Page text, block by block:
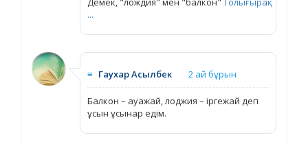
...
≡ Гаухар Асылбек 2 ай бұрын
Балкон – ауажай, лоджия – іргежай деп
ұсын ұсынар едім.